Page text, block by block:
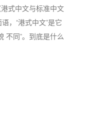
式中文与标准中文
，“港式中文”是它
不同”。到底是什么